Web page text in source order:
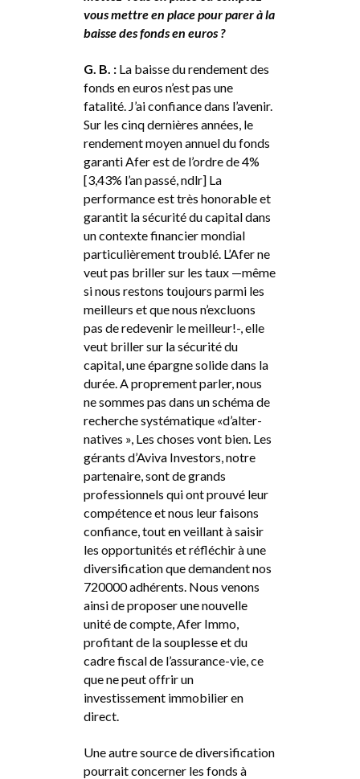
vous mettre en place pour parer à la
baisse des fonds en euros ?
G. B. : La baisse du rendement des
fonds en euros n’est pas une
fatalité. J’ai confiance dans l’avenir.
Sur les cinq dernières années, le
rendement moyen annuel du fonds
garanti Afer est de l’ordre de 4%
[3,43% l’an passé, ndlr] La
performance est très honorable et
garantit la sécurité du capital dans
un contexte financier mondial
particulièrement troublé. L’Afer ne
veut pas briller sur les taux —même
si nous restons toujours parmi les
meilleurs et que nous n’excluons
pas de redevenir le meilleur!-, elle
veut briller sur la sécurité du
capital, une épargne solide dans la
durée. A proprement parler, nous
ne sommes pas dans un schéma de
recherche systématique «d’alter-
natives », Les choses vont bien. Les
gérants d’Aviva Investors, notre
partenaire, sont de grands
professionnels qui ont prouvé leur
compétence et nous leur faisons
confiance, tout en veillant à saisir
les opportunités et réfléchir à une
diversification que demandent nos
720000 adhérents. Nous venons
ainsi de proposer une nouvelle
unité de compte, Afer Immo,
profitant de la souplesse et du
cadre fiscal de l’assurance-vie, ce
que ne peut offrir un
investissement immobilier en
direct.
Une autre source de diversification
pourrait concerner les fonds à